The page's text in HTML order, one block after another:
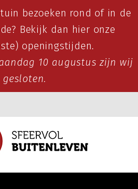
bezoeken rond of in de
Bekijk dan hier onze
openingstijden.
10 augustus zijn wij
gesloten.